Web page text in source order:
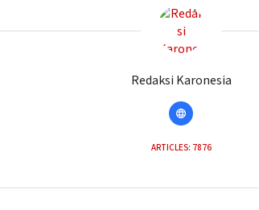
Redaksi Karonesia
ARTICLES: 7876